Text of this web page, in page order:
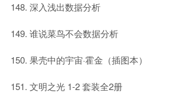
深入浅出数据分析
谁说菜鸟不会数据分析
果壳中的宇宙·霍金（插图本）
文明之光 1-2 套装全2册